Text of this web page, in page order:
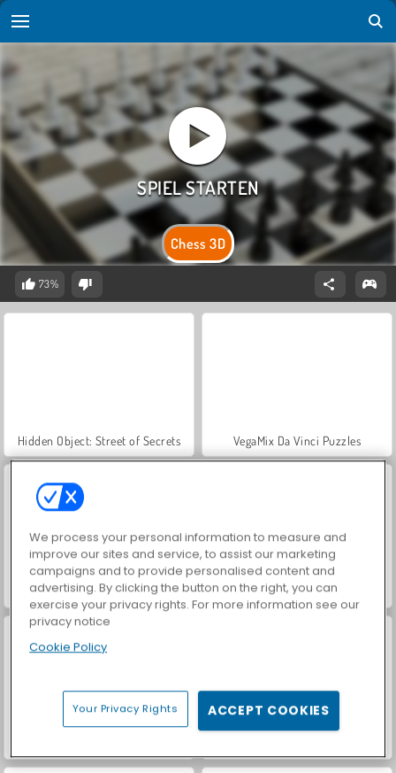
Chess 3D
73%
Hidden Object: Street of Secrets VegaMix Da Vinci Puzzles
Casino World World War 2 Shooter
We process your personal information to measure and
improve our sites and service, to assist our marketing
campaigns and to provide personalised content and
advertising. By clicking the button on the right, you can
exercise your privacy rights. For more information see our
privacy notice
Cookie Policy
Your Privacy Rights ACCEPT COOKIES